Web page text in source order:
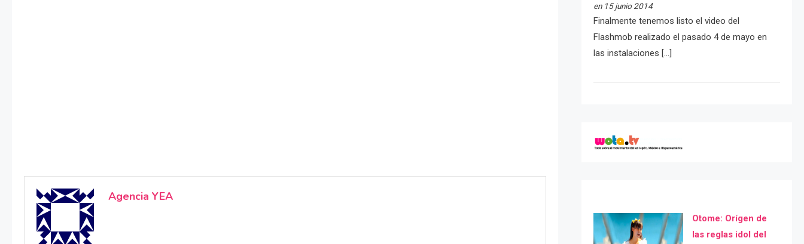
Agencia YEA
en 15 junio 2014
Finalmente tenemos listo el video del
Flashmob realizado el pasado 4 de mayo en
las instalaciones […]
Otome: Orígen de
las reglas idol del